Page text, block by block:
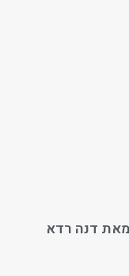
דנה רדא